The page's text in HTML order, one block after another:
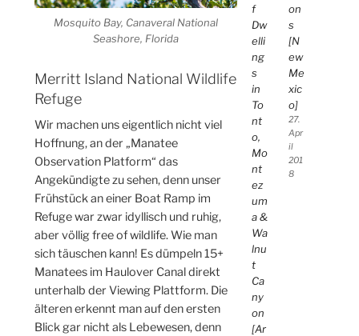
Mosquito Bay, Canaveral National
Seashore, Florida
Merritt Island National Wildlife
Refuge
Wir machen uns eigentlich nicht viel
Hoffnung, an der „Manatee
Observation Platform“ das
Angekündigte zu sehen, denn unser
Frühstück an einer Boat Ramp im
Refuge war zwar idyllisch und ruhig,
aber völlig free of wildlife. Wie man
sich täuschen kann! Es dümpeln 15+
Manatees im Haulover Canal direkt
unterhalb der Viewing Plattform. Die
älteren erkennt man auf den ersten
Blick gar nicht als Lebewesen, denn
f
Dw
elli
ng
s
in
To
nt
o,
Mo
nt
ez
um
a &
Wa
lnu
t
Ca
ny
on
[Ar
on
s
[N
ew
Me
xic
o]
27.
Apr
il
201
8